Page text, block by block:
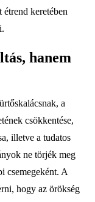
étrend keretében
hanem
a
csökkentése,
illetve a tudatos
ne törjék meg
csemegeként. A
hogy az örökség